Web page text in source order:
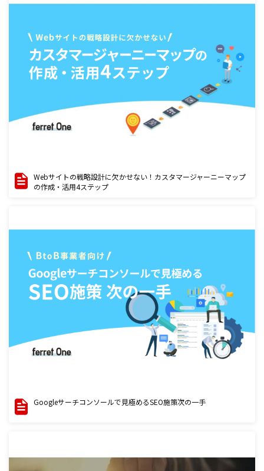
Webサイトの戦略設計に欠かせない！カスタマージャーニーマップ
の作成・活用4ステップ
Googleサーチコンソールで見極めるSEO施策次の一手